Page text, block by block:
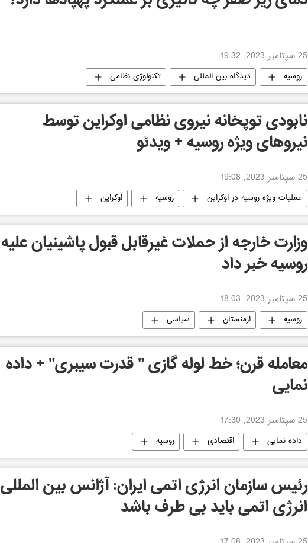
25 سپتامبر 2023, 19:32
روسیه دیدگاه بین المللی تکنولوژی نظامی
نابودی توپخانه نیروی نظامی اوکراین توسط
نیروهای ویژه روسیه + ویدئو
25 سپتامبر 2023, 19:08
عملیات ویژه روسیه در اوکراین روسیه اوکراین
وزارت خارجه از حملات غیرقابل قبول پاشینیان علیه
روسیه خبر داد
25 سپتامبر 2023, 18:03
روسیه ارمنستان سیاسی
معامله قرن؛ خط لوله گازی " قدرت سیبری" + داده
نمایی
25 سپتامبر 2023, 17:30
داده نمایی اقتصادی روسیه
رئیس سازمان انرژی اتمی ایران: آژانس بین المللی
انرژی اتمی باید بی طرف باشد